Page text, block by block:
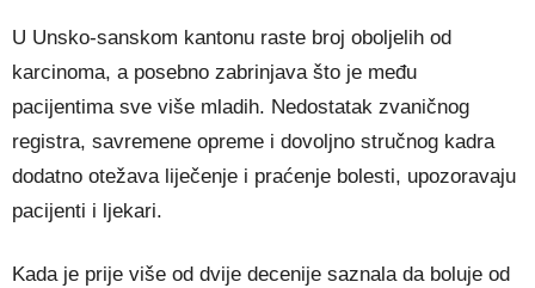
U Unsko-sanskom kantonu raste broj oboljelih od
karcinoma, a posebno zabrinjava što je među
pacijentima sve više mladih. Nedostatak zvaničnog
registra, savremene opreme i dovoljno stručnog kadra
dodatno otežava liječenje i praćenje bolesti, upozoravaju
pacijenti i ljekari.
Kada je prije više od dvije decenije saznala da boluje od